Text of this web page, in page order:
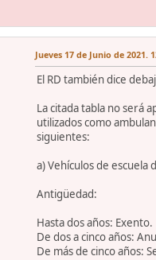
Jueves 17 de Junio de 2021.
El RD también dice
La citada tabla no será
utilizados como
siguientes:
a) Vehículos de escuela
Antigüedad:
Hasta dos años: Exento.
De dos a cinco años:
De más de cinco años: